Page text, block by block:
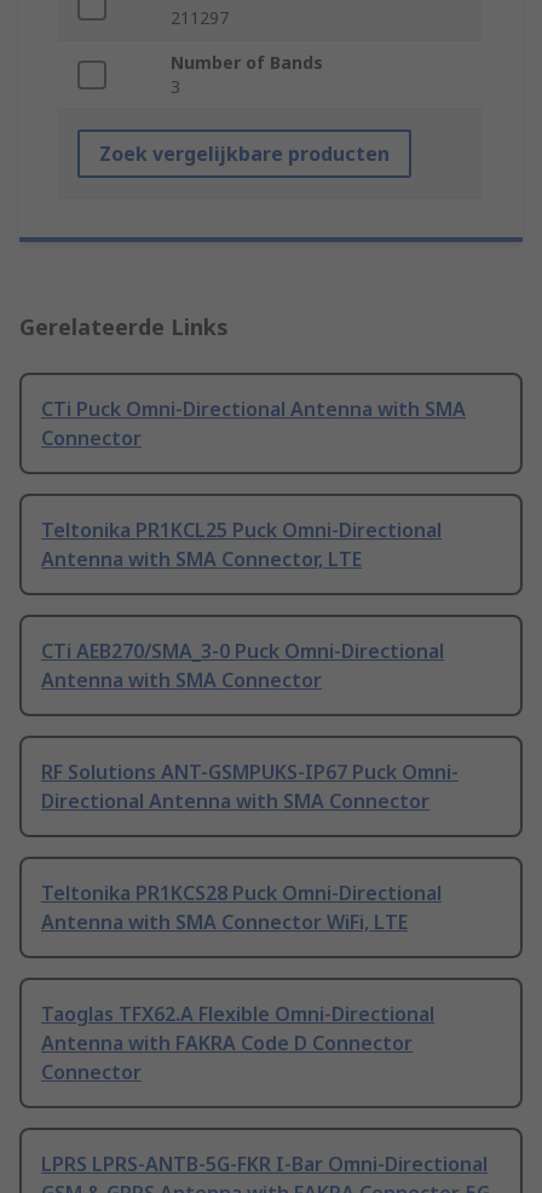
211297
Number of Bands
3
Zoek vergelijkbare producten
Gerelateerde Links
CTi Puck Omni-Directional Antenna with SMA
Connector
Teltonika PR1KCL25 Puck Omni-Directional
Antenna with SMA Connector, LTE
CTi AEB270/SMA_3-0 Puck Omni-Directional
Antenna with SMA Connector
RF Solutions ANT-GSMPUKS-IP67 Puck Omni-
Directional Antenna with SMA Connector
Teltonika PR1KCS28 Puck Omni-Directional
Antenna with SMA Connector WiFi, LTE
Taoglas TFX62.A Flexible Omni-Directional
Antenna with FAKRA Code D Connector
Connector
LPRS LPRS-ANTB-5G-FKR I-Bar Omni-Directional